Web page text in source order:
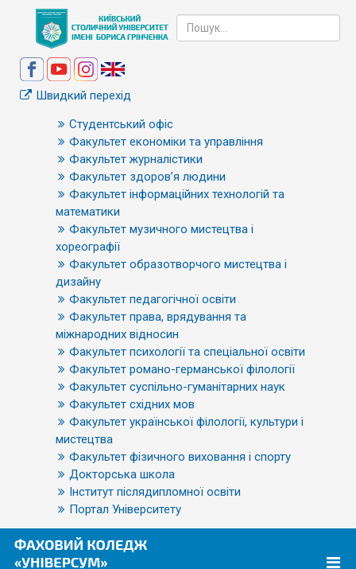
Швидкий перехід
Студентський офіс
Факультет економіки та управління
Факультет журналістики
Факультет здоров’я людини
Факультет інформаційних технологій та
математики
Факультет музичного мистецтва і
хореографії
Факультет образотворчого мистецтва і
дизайну
Факультет педагогічної освіти
Факультет права, врядування та
міжнародних відносин
Факультет психології та спеціальної освіти
Факультет романо-германської філології
Факультет суспільно-гуманітарних наук
Факультет східних мов
Факультет української філології, культури і
мистецтва
Факультет фізичного виховання і спорту
Докторська школа
Інститут післядипломної освіти
Портал Університету